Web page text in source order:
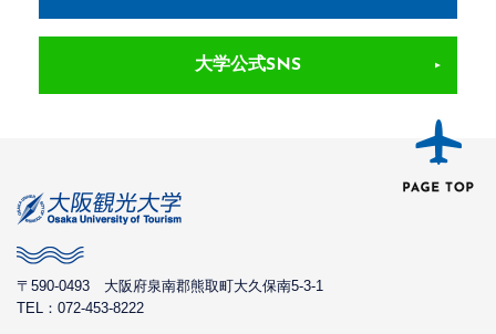
大学公式SNS
〒590-0493 大阪府泉南郡熊取町大久保南5-3-1
TEL：072-453-8222